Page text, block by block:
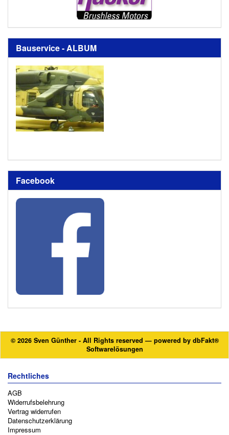
Bauservice - ALBUM
Facebook
© 2026 Sven Günther - All Rights reserved — powered by dbFakt®
Softwarelösungen
Rechtliches
AGB
Widerrufsbelehrung
Vertrag widerrufen
Datenschutzerklärung
Impressum